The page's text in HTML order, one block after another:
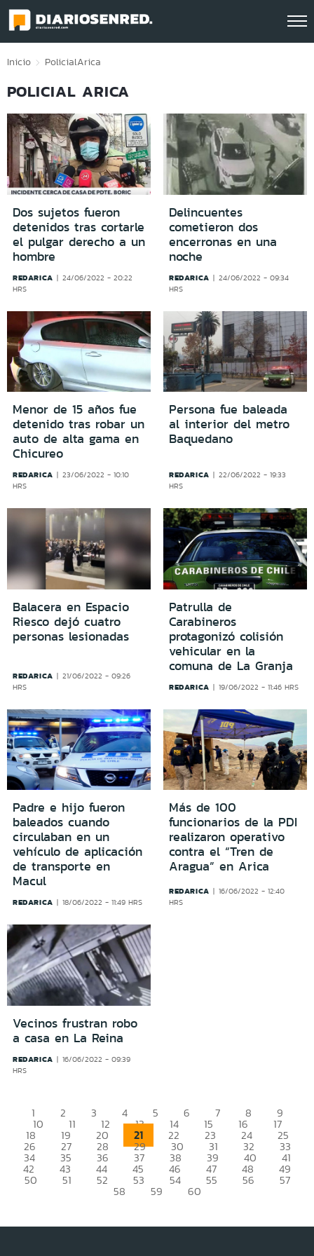
Click acá para ir directamente al contenido
Inicio PolicialArica
POLICIAL ARICA
Dos sujetos fueron
detenidos tras cortarle
el pulgar derecho a un
hombre
REDARICA
24/06/2022 - 20:22
HRS
Delincuentes
cometieron dos
encerronas en una
noche
REDARICA
24/06/2022 - 09:34
HRS
Menor de 15 años fue
detenido tras robar un
auto de alta gama en
Chicureo
REDARICA
23/06/2022 - 10:10
HRS
Persona fue baleada
al interior del metro
Baquedano
REDARICA
22/06/2022 - 19:33
HRS
Balacera en Espacio
Riesco dejó cuatro
personas lesionadas
REDARICA
21/06/2022 - 09:26
HRS
Patrulla de
Carabineros
protagonizó colisión
vehicular en la
comuna de La Granja
REDARICA 19/06/2022 - 11:46 HRS
Padre e hijo fueron
baleados cuando
circulaban en un
vehículo de aplicación
de transporte en
Macul
REDARICA 18/06/2022 - 11:49 HRS
Más de 100
funcionarios de la PDI
realizaron operativo
contra el “Tren de
Aragua” en Arica
REDARICA
16/06/2022 - 12:40
HRS
Vecinos frustran robo
a casa en La Reina
REDARICA
16/06/2022 - 09:39
HRS
1 2 3 4 5 6 7 8 9
10 11 12 13 14 15 16 17
18 19 20 21 22 23 24 25
26 27 28 29 30 31 32 33
34 35 36 37 38 39 40 41
42 43 44 45 46 47 48 49
50 51 52 53 54 55 56 57
58 59 60